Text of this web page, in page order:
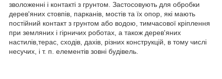
зволоженні і контакті з грунтом. Застосовують для обробки
дерев'яних стовпів, парканів, мостів та їх опор, які мають
постійний контакт з грунтом або водою, тимчасової кріплення
при земляних і гірничих роботах, а також дерев'яних
настилів,терас, сходів, дахів, різних конструкцій, в тому числі
несучих, і т. п. елементів зовні будівель.